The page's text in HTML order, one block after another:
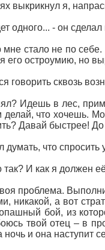
выкрикнул я,
одного... - он
стало не по
его остроумию, но
говорить сквозь
Идешь в лес,
делай, что хочешь.
Давай быстрее!
думать, что
И как я должен
проблема.
никакой, а вот
бой, из
твой отец – в
ночь и она наступит